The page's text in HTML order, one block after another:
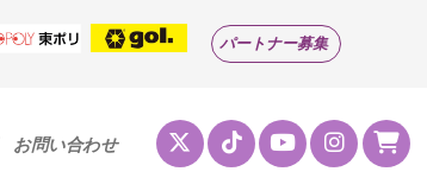
パートナー募集
お問い合わせ